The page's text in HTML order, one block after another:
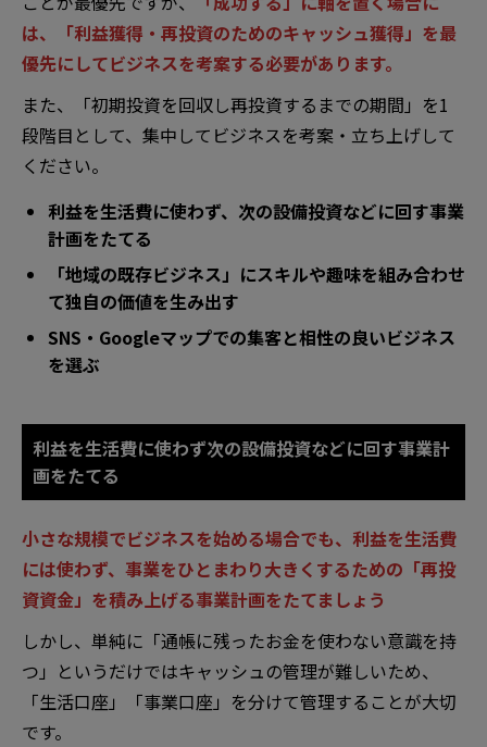
は、「利益獲得・再投資のためのキャッシュ獲得」を最
優先にしてビジネスを考案する必要があります。
また、「初期投資を回収し再投資するまでの期間」を1
段階目として、集中してビジネスを考案・立ち上げして
ください。
利益を生活費に使わず、次の設備投資などに回す事業
計画をたてる
「地域の既存ビジネス」にスキルや趣味を組み合わせ
て独自の価値を生み出す
SNS・Googleマップでの集客と相性の良いビジネス
を選ぶ
利益を生活費に使わず次の設備投資などに回す事業計
画をたてる
小さな規模でビジネスを始める場合でも、利益を生活費
には使わず、事業をひとまわり大きくするための「再投
資資金」を積み上げる事業計画をたてましょう
しかし、単純に「通帳に残ったお金を使わない意識を持
つ」というだけではキャッシュの管理が難しいため、
「生活口座」「事業口座」を分けて管理することが大切
です。